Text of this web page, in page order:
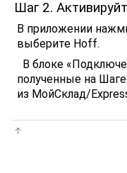
Шаг 2.
В приложении
выберите Hoff.
В блоке
полученные на
из МойСклад/